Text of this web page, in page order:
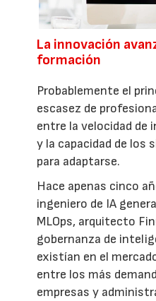
La innovación
formación
Probablemente el
escasez de
entre la velocidad de
y la capacidad de los
para adaptarse.
Hace apenas cinco
ingeniero de IA
MLOps, arquitecto
gobernanza de
existían en el
entre los más
empresas y